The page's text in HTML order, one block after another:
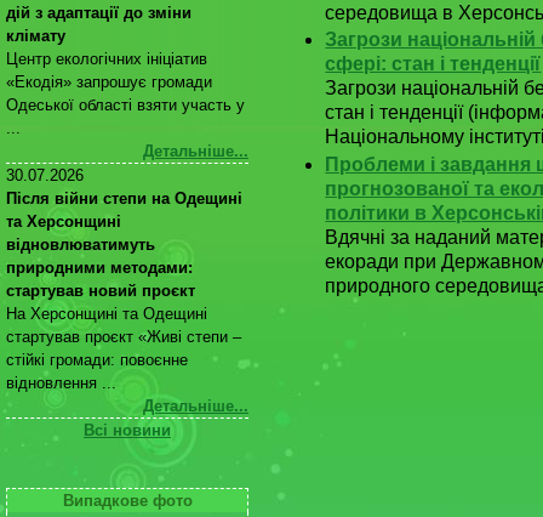
дій з адаптації до зміни
клімату
Центр екологічних ініціатив
«Екодія» запрошує громади
Одеської області взяти участь у
...
Детальніше...
30.07.2026
Після війни степи на Одещині
та Херсонщині
відновлюватимуть
природними методами:
стартував новий проєкт
На Херсонщині та Одещині
стартував проєкт «Живі степи –
стійкі громади: повоєнне
відновлення ...
Детальніше...
Всі новини
Випадкове фото
середовища в
Загрози національній
сфері: стан і тенденції
Загрози національній
стан і тенденції
Національному
Проблеми і
прогнозованої та
політики в
Вдячні за наданий
екоради при
природного